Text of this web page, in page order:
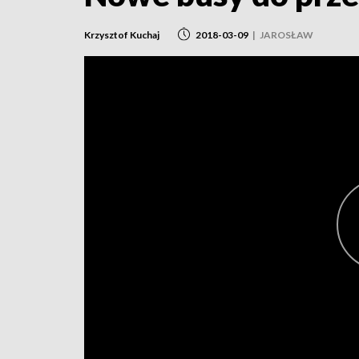
Krzysztof Kuchaj 2018-03-09 | JAROSŁAW